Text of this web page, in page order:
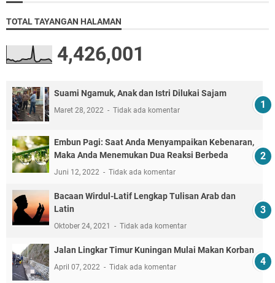
TOTAL TAYANGAN HALAMAN
4,426,001
Suami Ngamuk, Anak dan Istri Dilukai Sajam
Maret 28, 2022 Tidak ada komentar
Embun Pagi: Saat Anda Menyampaikan Kebenaran,
Maka Anda Menemukan Dua Reaksi Berbeda
Juni 12, 2022 Tidak ada komentar
Bacaan Wirdul-Latif Lengkap Tulisan Arab dan
Latin
Oktober 24, 2021 Tidak ada komentar
Jalan Lingkar Timur Kuningan Mulai Makan Korban
April 07, 2022 Tidak ada komentar